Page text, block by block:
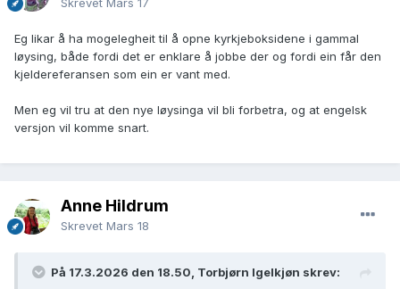
Skrevet Mars 17
Eg likar å ha mogelegheit til å opne kyrkjeboksidene i gammal
løysing, både fordi det er enklare å jobbe der og fordi ein får den
kjeldereferansen som ein er vant med.
Men eg vil tru at den nye løysinga vil bli forbetra, og at engelsk
versjon vil komme snart.
Anne Hildrum
Skrevet Mars 18
På 17.3.2026 den 18.50, Torbjørn Igelkjøn skrev: